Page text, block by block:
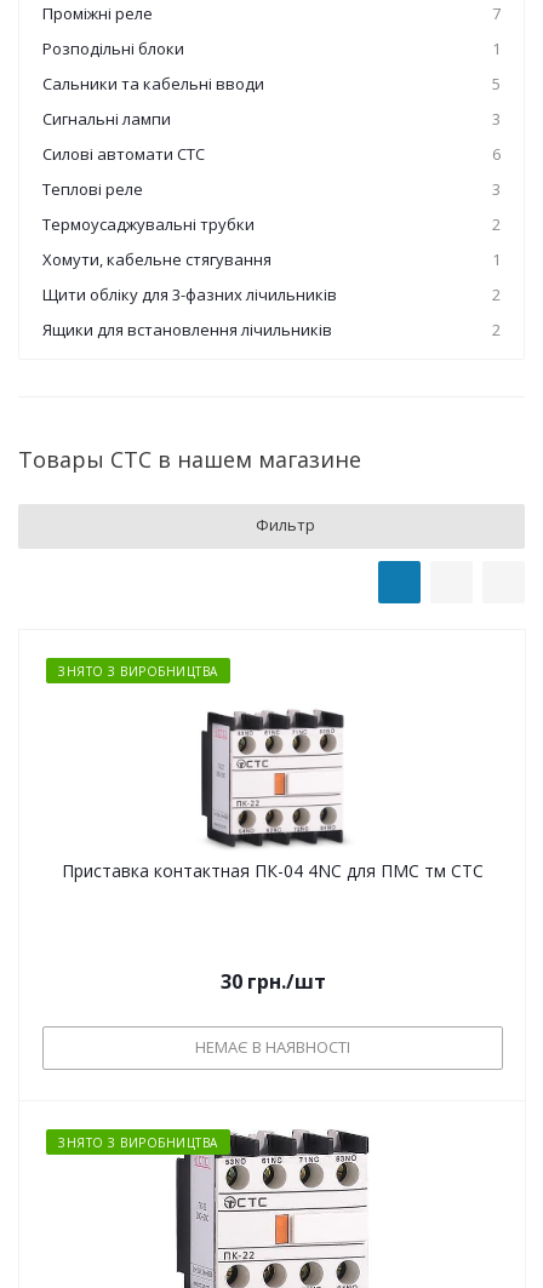
Проміжні реле
7
Розподільні блоки
1
Сальники та кабельні вводи
5
Сигнальні лампи
3
Силові автомати СТС
6
Теплові реле
3
Термоусаджувальні трубки
2
Хомути, кабельне стягування
1
Щити обліку для 3-фазних лічильників
2
Ящики для встановлення лічильників
2
Товары СТС в нашем магазине
Фильтр
ЗНЯТО З ВИРОБНИЦТВА
Приставка контактная ПК-04 4NC для ПМС тм СТС
30грн./шт
НЕМАЄ В НАЯВНОСТІ
ЗНЯТО З ВИРОБНИЦТВА